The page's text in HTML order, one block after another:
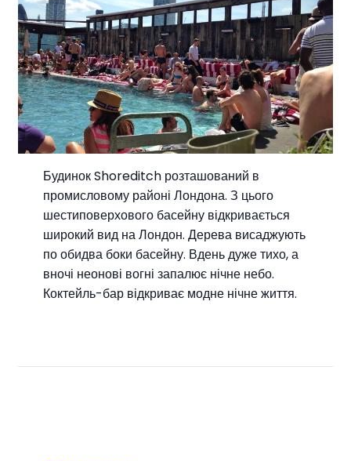
Будинок Shoreditch розташований в
промисловому районі Лондона. З цього
шестиповерхового басейну відкривається
широкий вид на Лондон. Дерева висаджують
по обидва боки басейну. Вдень дуже тихо, а
вночі неонові вогні запалює нічне небо.
Коктейль-бар відкриває модне нічне життя.